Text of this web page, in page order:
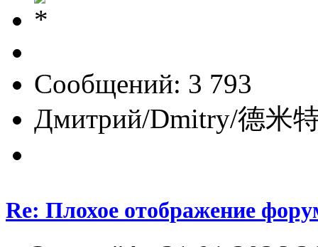
Сообщений: 3 793
Дмитрий/Dmitry/德米特
Re: Плохое отображение